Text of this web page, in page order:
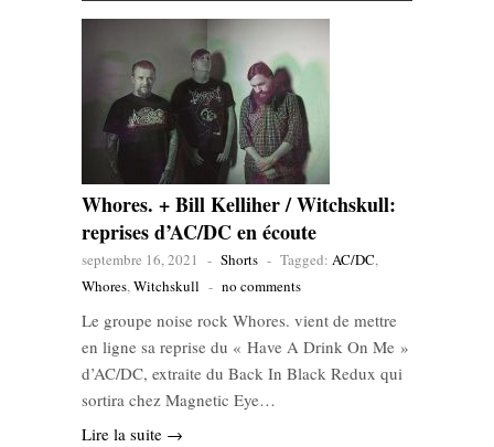
Whores. + Bill Kelliher / Witchskull:
reprises d’AC/DC en écoute
septembre 16, 2021 - Shorts - Tagged: AC/DC,
Whores,Witchskull - no comments
Le groupe noise rock Whores. vient de mettre
en ligne sa reprise du « Have A Drink On Me »
d’AC/DC, extraite du Back In Black Redux qui
sortira chez Magnetic Eye…
Lire la suite →